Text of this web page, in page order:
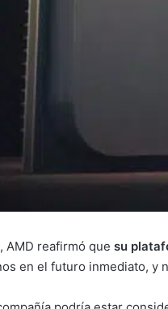
AMD reafirmó que su
en el futuro inmediato, y